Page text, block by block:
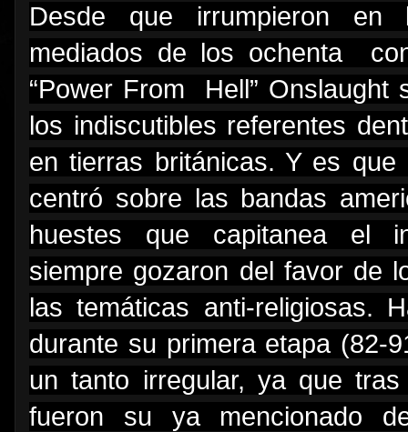
Desde que irrumpieron en
mediados de los ochenta
“Power From Hell” Onslaught
los indiscutibles referentes
en tierras británicas. Y es
centró sobre las bandas
huestes que capitanea el
siempre gozaron del favor de
las temáticas anti-religiosas.
durante su primera etapa (82-
un tanto irregular, ya que
fueron su ya mencionado